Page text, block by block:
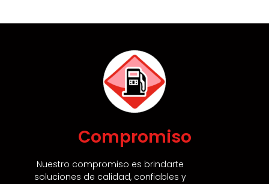
Compromiso
Nuestro compromiso es brindarte
soluciones de calidad, confiables y